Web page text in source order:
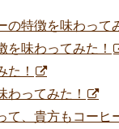
特徴を味わって
味わってみた！
た！
ってみた！
、貴方もコーヒ